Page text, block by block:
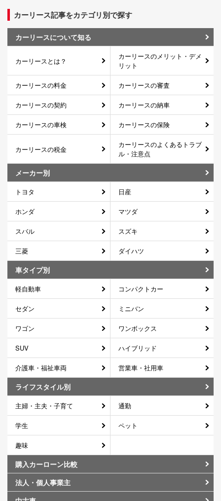
カーリース記事をカテゴリ別で探す
カーリースについて知る
カーリースとは？
カーリースのメリット・デメ
リット
カーリースの料金 カーリースの審査
カーリースの契約 カーリースの納車
カーリースの車検 カーリースの保険
カーリースの税金
カーリースのよくあるトラブ
ル・注意点
メーカー別
トヨタ 日産
ホンダ マツダ
スバル スズキ
三菱 ダイハツ
車タイプ別
軽自動車 コンパクトカー
セダン ミニバン
ワゴン ワンボックス
SUV ハイブリッド
介護車・福祉車両 営業車・社用車
ライフスタイル別
主婦・主夫・子育て 通勤
学生 ペット
趣味
購入カーローン比較
法人・個人事業主